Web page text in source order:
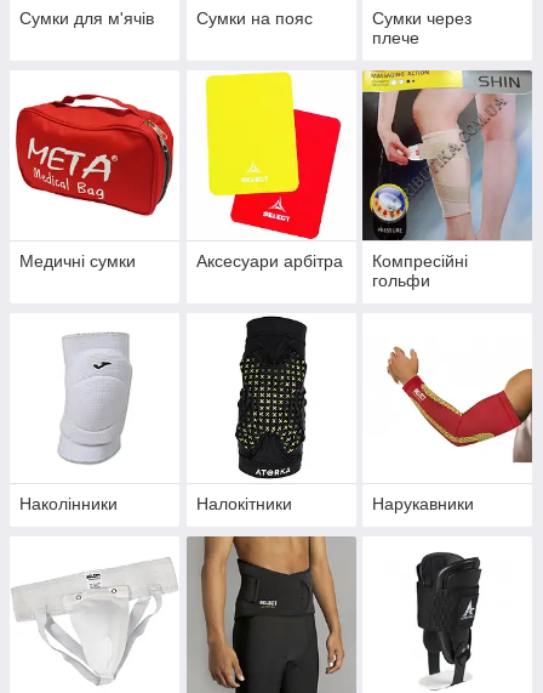
Сумки для м'ячів Сумки на пояс
Сумки через
плече
Медичні сумки Аксесуари арбітра
Компресійні
гольфи
Наколінники Налокітники Нарукавники